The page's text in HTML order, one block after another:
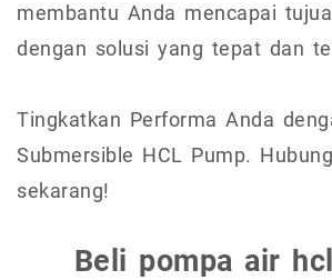
membantu Anda mencapai
dengan solusi yang tepat dan
Tingkatkan Performa Anda
Submersible HCL Pump.
sekarang!
Beli pompa air